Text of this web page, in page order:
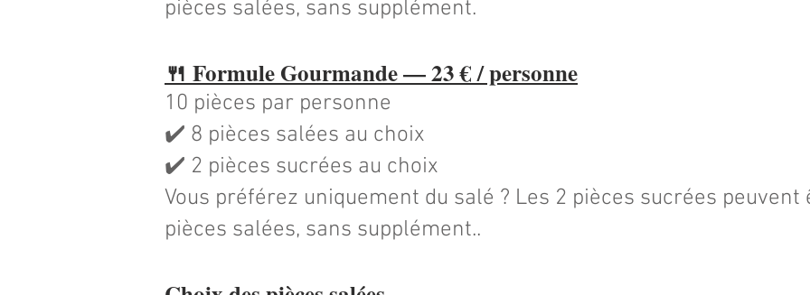
pièces salées, sans supplément.
🍴 Formule Gourmande — 23 € / personne
10 pièces par personne
✔️ 8 pièces salées au choix
✔️ 2 pièces sucrées au choix
Vous préférez uniquement du salé ? Les 2 pièces sucrées
pièces salées, sans supplément..